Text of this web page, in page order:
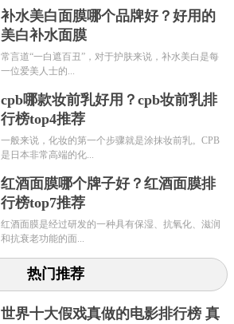
补水美白面膜哪个品牌好？好用的
美白补水面膜
常言道“一白遮百丑”，对于护肤来说，补水美白是每
一位爱美人士的...
cpb哪款妆前乳好用？cpb妆前乳排
行榜top4推荐
一般来说，化妆的第一个步骤就是涂抹妆前乳。CPB
是日本非常高端的化...
红酒面膜哪个牌子好？红酒面膜排
行榜top7推荐
红酒面膜是经过研发的一种具有保湿、抗氧化、滋润
和抗衰老功能的面...
热门推荐
世界十大假戏真做的电影排行榜 真